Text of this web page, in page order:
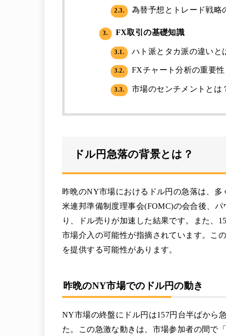
2.3. 為替予想とトレード戦略
3. FX取引の基礎知識
3.1. ハト派とタカ派の違いと
3.2. FXチャート分析の重要性
3.3. 市場のセンチメントとは
ドル円急落の背景とは？
昨晩のNY市場におけるドル円の急落は、多
米連邦準備制度理事会(FOMC)の会合後、
り、ドル売りが加速した結果です。また、
市場介入の可能性が指摘されています。こ
を提供する可能性があります。
昨晩のNY市場でのドル円の動き
NY市場の終盤にドル円は157円台半ばから
た。この急激な動きは、市場参加者の間で